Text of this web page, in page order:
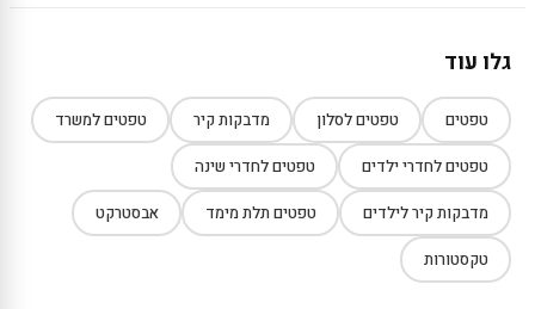
גלו עוד
טפטים טפטים לסלון מדבקות קיר טפטים למשרד
טפטים לחדרי ילדים טפטים לחדרי שינה
מדבקות קיר לילדים טפטים תלת מימד אבסטרקט
טקסטורות